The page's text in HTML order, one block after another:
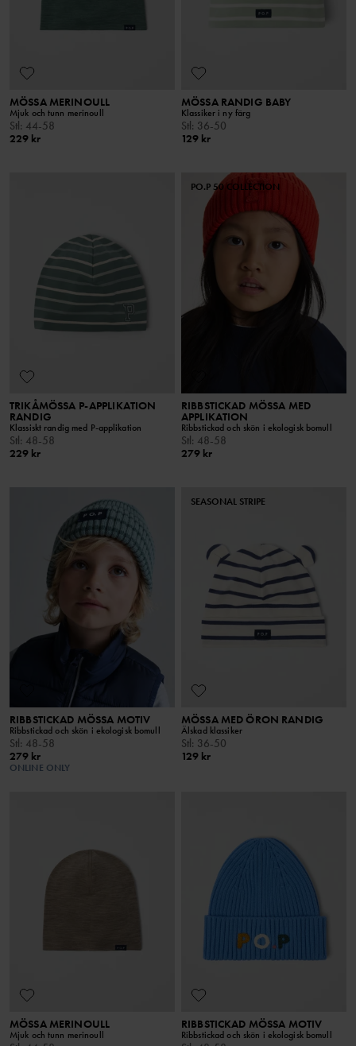
MÖSSA MERINOULL
Mjuk och tunn merinoull
Stl : 44-58
229 kr
MÖSSA RANDIG BABY
Klassiker i ny färg
Stl : 36-50
129 kr
TRIKÅMÖSSA P-APPLIKATION
RANDIG
Klassiskt randig med P-applikation
Stl: 48-58
229 kr
PO.P 50 COLLECTION
RIBBSTICKAD MÖSSA MED
APPLIKATION
Ribbstickad och skön i ekologisk bomull
Stl: 48-58
279 kr
RIBBSTICKAD MÖSSA MOTIV
Ribbstickad och skön i ekologisk bomull
Stl: 48-58
279 kr
ONLINE ONLY
SEASONAL STRIPE
MÖSSA MED ÖRON RANDIG
Älskad klassiker
Stl: 36-50
129 kr
MÖSSA MERINOULL
Mjuk och tunn merinoull
RIBBSTICKAD MÖSSA MOTIV
Ribbstickad och skön i ekologisk bomull